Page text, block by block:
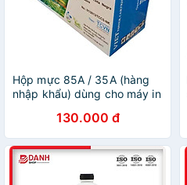
Hộp mực 85A / 35A (hàng
nhập khẩu) dùng cho máy in
và Canon LBP 6000,
MF3010, 6030 - Cartridge
CB435A / CE285A mới 100%
130.000 đ